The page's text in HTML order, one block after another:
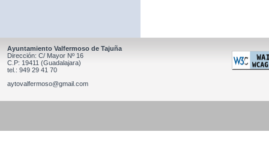
Ayuntamiento Valfermoso de Tajuña
Dirección: C/ Mayor Nº 16
C.P: 19411 (Guadalajara)
tel.: 949 29 41 70
aytovalfermoso@gmail.com